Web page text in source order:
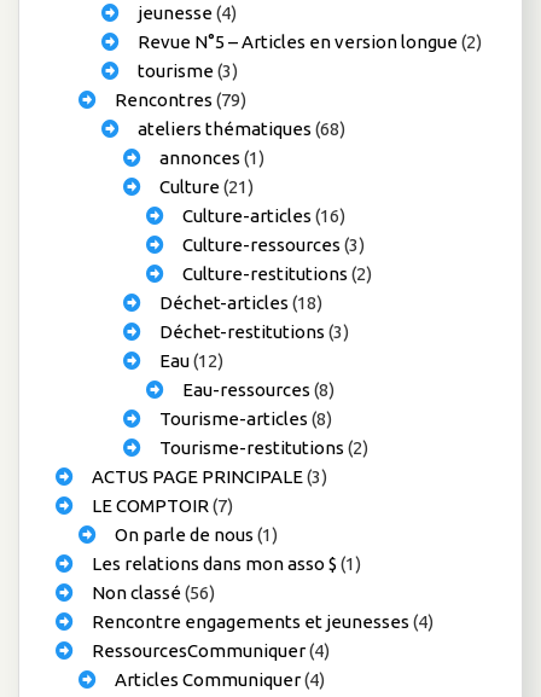
jeunesse(4)
Revue N°5 – Articles en version longue(2)
tourisme(3)
Rencontres (79)
ateliers thématiques (68)
annonces (1)
Culture(21)
Culture-articles (16)
Culture-ressources (3)
Culture-restitutions (2)
Déchet-articles (18)
Déchet-restitutions (3)
Eau(12)
Eau-ressources (8)
Tourisme-articles (8)
Tourisme-restitutions (2)
ACTUS PAGE PRINCIPALE(3)
LE COMPTOIR (7)
On parle de nous (1)
Les relations dans mon asso $ (1)
Non classé(56)
Rencontre engagements et jeunesses (4)
RessourcesCommuniquer(4)
Articles Communiquer(4)